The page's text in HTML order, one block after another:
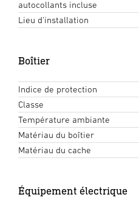
autocollants incluse
Lieu d'installation
Boîtier
Indice de protection
Classe
Température ambiante
Matériau du boîtier
Matériau du cache
Équipement électrique